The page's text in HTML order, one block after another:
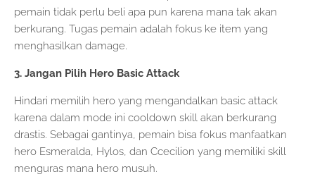
pemain tidak perlu beli apa pun karena mana tak akan
berkurang. Tugas pemain adalah fokus ke item yang
menghasilkan damage.
3. Jangan Pilih Hero Basic Attack
Hindari memilih hero yang mengandalkan basic attack
karena dalam mode ini cooldown skill akan berkurang
drastis. Sebagai gantinya, pemain bisa fokus manfaatkan
hero Esmeralda, Hylos, dan Ccecilion yang memiliki skill
menguras mana hero musuh.